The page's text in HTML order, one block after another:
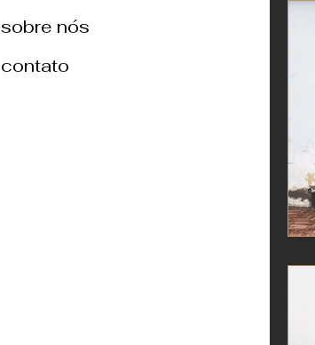
sobre nós
contato